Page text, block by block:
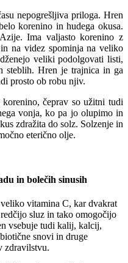
nepogrešljiva priloga. Hren
korenino in hudega okusa.
Ima valjasto korenino z
na videz spominja na veliko
veliki podolgovati listi,
steblih. Hren je trajnica in ga
prosto ob robu njiv.
čeprav so užitni tudi
vonja, ko pa jo olupimo in
zdražita do solz. Solzenje in
eterično olje.
in bolečih sinusih
vitamina C, kar dvakrat
sluz in tako omogočijo
vsebuje tudi kalij, kalcij,
snovi in druge
zdravilstvu.